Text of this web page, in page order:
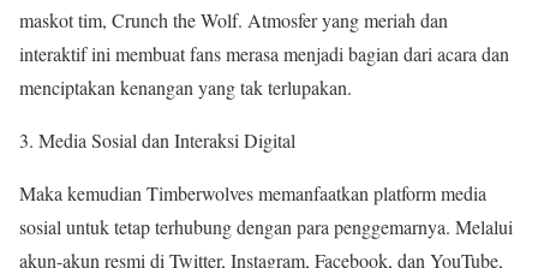
maskot tim, Crunch the Wolf. Atmosfer yang meriah dan
interaktif ini membuat fans merasa menjadi bagian dari acara dan
menciptakan kenangan yang tak terlupakan.
3. Media Sosial dan Interaksi Digital
Maka kemudian Timberwolves memanfaatkan platform media
sosial untuk tetap terhubung dengan para penggemarnya. Melalui
akun-akun resmi di Twitter, Instagram, Facebook, dan YouTube,